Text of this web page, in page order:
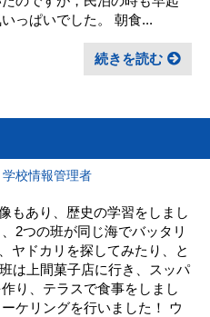
っぱいでした。 朝食...
続きを読む
校情報管理者
もあり、歴史の学習をしまし
2つの班が同じ海でバッタリ
ヤドカリを探してみたり、と
は上間菓子店に行き、スッパ
り、テラスで食事をしまし
ケリングを行いました！ ウ